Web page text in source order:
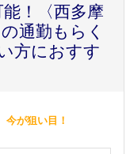
！〈西多摩
通勤もらく
方におすす
今が狙い目！